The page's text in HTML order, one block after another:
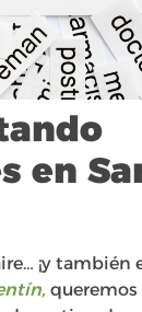
en
¡y también
queremos